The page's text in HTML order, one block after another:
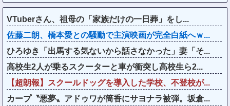
VTuberさん、祖母の「家族だけの一日葬」をし...
佐藤二朗、橋本愛との騒動で主演映画が完全白紙へｗ...
ひろゆき「出馬する気ないから話さなかった」妻「そ...
高校生2人が乗るスクーターと車が衝突し高校生ら2...
【超朗報】スクールドッグを導入した学校、不登校が...
カープ〝悪夢〟アドゥワが筒香にサヨナラ被弾。坂倉...